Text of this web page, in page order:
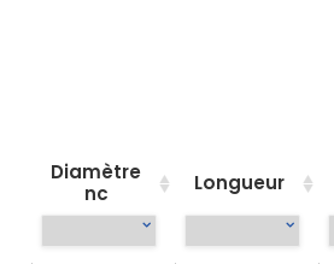
Diamètre
nc
Longueur